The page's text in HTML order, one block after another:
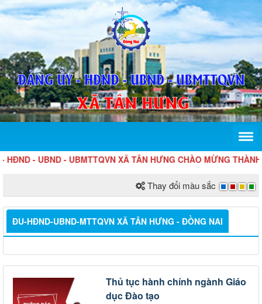
- UBND - UBMTTQVN XÃ TÂN HƯNG CHÀO MỪNG THÀNH
Thay đổi màu sắc
ĐU-HĐND-UBND-MTTQVN XÃ TÂN HƯNG - ĐỒNG NAI
Thủ tục hành chính ngành Giáo
dục Đào tạo